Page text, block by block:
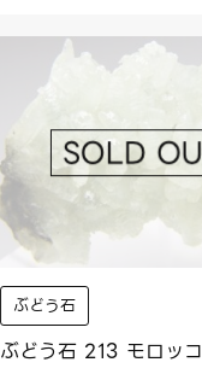
ぶどう石
ぶどう石 213 モロッコ